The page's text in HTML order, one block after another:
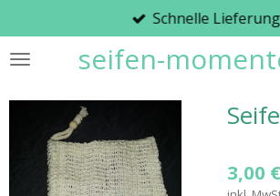
Hauptinhalt
springen
seifen-
Schnelle Lieferung
3,00 €